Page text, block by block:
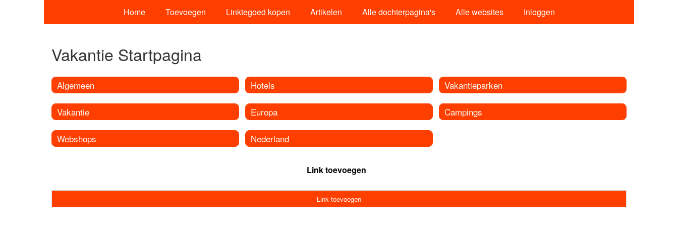
Home Toevoegen Linktegoed kopen Artikelen Alle dochterpagina's Alle websites Inloggen
Vakantie Startpagina
Algemeen
Vakantie
Webshops
Hotels
Europa
Nederland
Vakantieparken
Campings
Link toevoegen
Link toevoegen